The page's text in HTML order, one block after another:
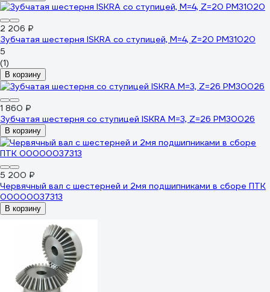
2 206 ₽
Зубчатая шестерня ISKRA со ступицей, M=4, Z=20 PM31020
5
(1)
В корзину
1 860 ₽
Зубчатая шестерня со ступицей ISKRA M=3, Z=26 PM30026
В корзину
5 200 ₽
Червячный вал с шестерней и 2мя подшипниками в сборе ПТК
00000037313
В корзину